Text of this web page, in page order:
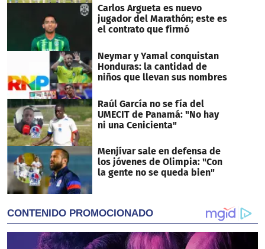
Carlos Argueta es nuevo
jugador del Marathón; este es
el contrato que firmó
Neymar y Yamal conquistan
Honduras: la cantidad de
niños que llevan sus nombres
Raúl García no se fía del
UMECIT de Panamá: "No hay
ni una Cenicienta"
Menjívar sale en defensa de
los jóvenes de Olimpia: "Con
la gente no se queda bien"